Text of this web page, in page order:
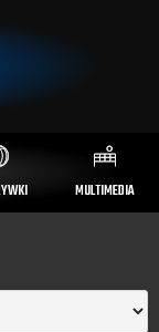
MULTIMEDIA